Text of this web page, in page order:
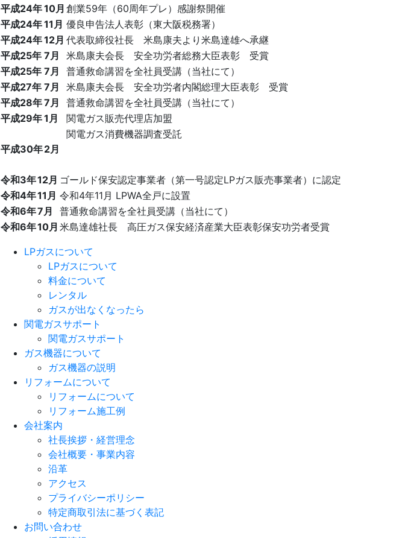
平成24年10月 創業59年（60周年プレ）感謝祭開催
平成24年11月 優良申告法人表彰（東大阪税務署）
平成24年12月 代表取締役社長 米島康夫より米島達雄へ承継
平成25年 7月
米島康夫会長 安全功労者総務大臣表彰 受賞
平成25年 7月
普通救命講習を全社員受講（当社にて）
平成27年 7月
米島康夫会長 安全功労者内閣総理大臣表彰 受賞
平成28年7月
普通救命講習を全社員受講（当社にて）
平成29年1月 関電ガス販売代理店加盟
平成30年2月
関電ガス消費機器調査受託
令和3年12月 ゴールド保安認定事業者（第一号認定LPガス販売事業者）に認定
令和4年11月 令和4年11月 LPWA全戸に設置
令和6年7月
普通救命講習を全社員受講（当社にて）
令和6年10月 米島達雄社長 高圧ガス保安経済産業大臣表彰保安功労者受賞
LPガスについて
LPガスについて
料金について
レンタル
ガスが出なくなったら
関電ガスサポート
関電ガスサポート
ガス機器について
ガス機器の説明
リフォームについて
リフォームについて
リフォーム施工例
会社案内
社長挨拶・経営理念
会社概要・事業内容
沿革
アクセス
プライバシーポリシー
特定商取引法に基づく表記
お問い合わせ